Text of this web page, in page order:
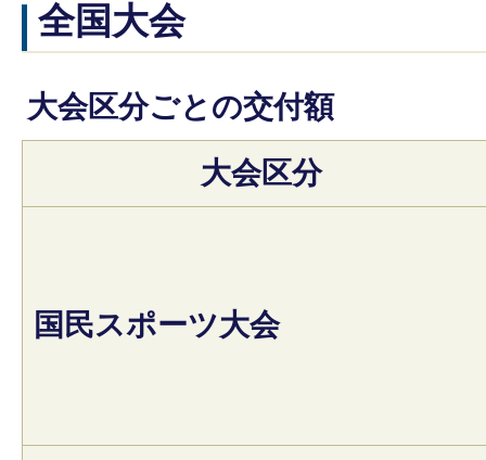
全国大会
大会区分ごとの交付額
大会区分
国民スポーツ大会